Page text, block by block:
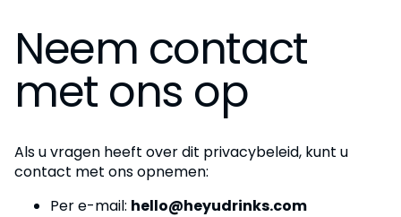
Neem contact
met ons op
Als u vragen heeft over dit privacybeleid, kunt u
contact met ons opnemen:
Per e-mail: hello@heyudrinks.com